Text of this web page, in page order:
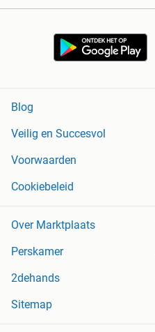
Blog
Veilig en Succesvol
Voorwaarden
Cookiebeleid
Over Marktplaats
Perskamer
2dehands
Sitemap